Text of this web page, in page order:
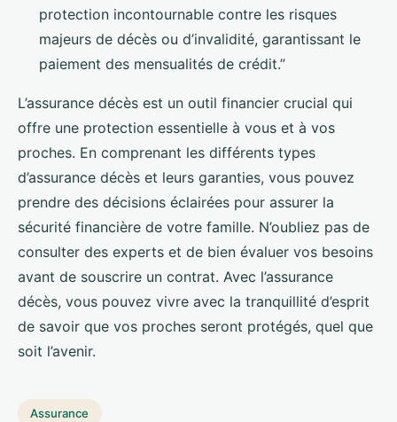
protection incontournable contre les risques
majeurs de décès ou d’invalidité, garantissant le
paiement des mensualités de crédit.”
L’assurance décès est un outil financier crucial qui
offre une protection essentielle à vous et à vos
proches. En comprenant les différents types
d’assurance décès et leurs garanties, vous pouvez
prendre des décisions éclairées pour assurer la
sécurité financière de votre famille. N’oubliez pas de
consulter des experts et de bien évaluer vos besoins
avant de souscrire un contrat. Avec l’assurance
décès, vous pouvez vivre avec la tranquillité d’esprit
de savoir que vos proches seront protégés, quel que
soit l’avenir.
Assurance